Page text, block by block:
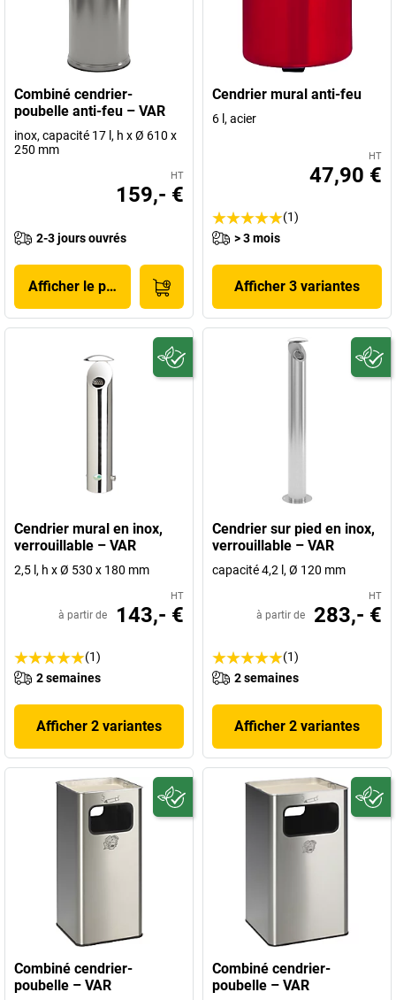
Combiné cendrier-
poubelle anti-feu – VAR
inox, capacité 17 l, h x Ø 610 x
250 mm
HT
159,- €
2-3 jours ouvrés
Afficher le produit
Cendrier mural anti-feu
6 l, acier
HT
47,90 €
(1)
> 3 mois
Afficher 3 variantes
Cendrier mural en inox,
verrouillable – VAR
2,5 l, h x Ø 530 x 180 mm
HT
à partir de 143,- €
(1)
2 semaines
Afficher 2 variantes
Cendrier sur pied en inox,
verrouillable – VAR
capacité 4,2 l, Ø 120 mm
HT
à partir de 283,- €
(1)
2 semaines
Afficher 2 variantes
Combiné cendrier-
poubelle – VAR
Combiné cendrier-
poubelle – VAR